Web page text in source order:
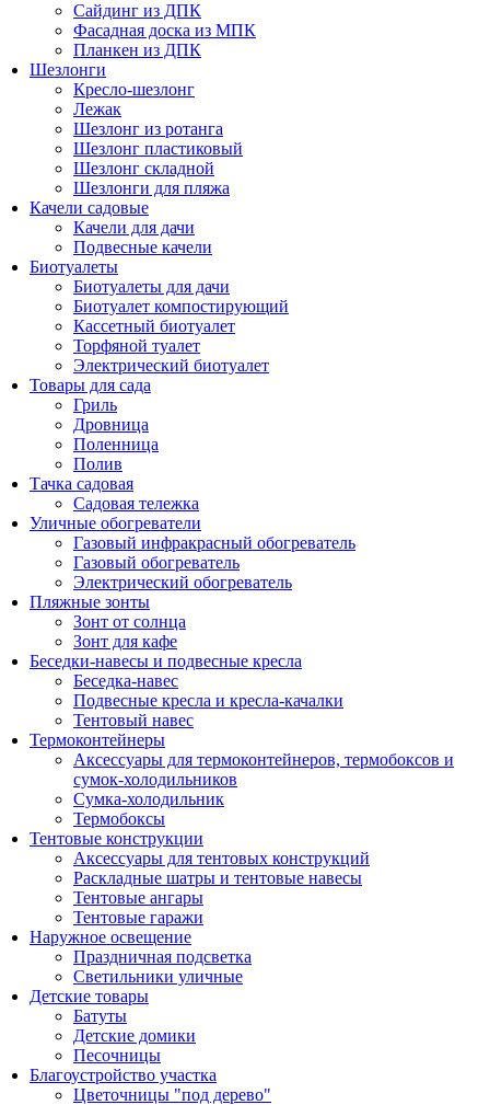
Сайдинг из ДПК
Фасадная доска из МПК
Планкен из ДПК
Шезлонги
Кресло-шезлонг
Лежак
Шезлонг из ротанга
Шезлонг пластиковый
Шезлонг складной
Шезлонги для пляжа
Качели садовые
Качели для дачи
Подвесные качели
Биотуалеты
Биотуалеты для дачи
Биотуалет компостирующий
Кассетный биотуалет
Торфяной туалет
Электрический биотуалет
Товары для сада
Гриль
Дровница
Поленница
Полив
Тачка садовая
Садовая тележка
Уличные обогреватели
Газовый инфракрасный обогреватель
Газовый обогреватель
Электрический обогреватель
Пляжные зонты
Зонт от солнца
Зонт для кафе
Беседки-навесы и подвесные кресла
Беседка-навес
Подвесные кресла и кресла-качалки
Тентовый навес
Термоконтейнеры
Аксессуары для термоконтейнеров, термобоксов и
сумок-холодильников
Сумка-холодильник
Термобоксы
Тентовые конструкции
Аксессуары для тентовых конструкций
Раскладные шатры и тентовые навесы
Тентовые ангары
Тентовые гаражи
Наружное освещение
Праздничная подсветка
Светильники уличные
Детские товары
Батуты
Детские домики
Песочницы
Благоустройство участка
Цветочницы "под дерево"